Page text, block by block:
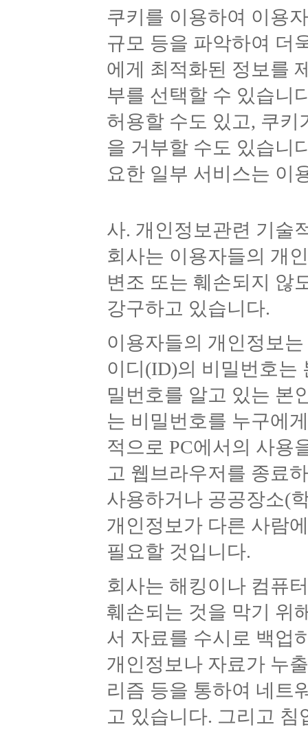
쿠키를 이용하여 이용
규모 등을 파악하여 더
에게 최적화된 정보를
부를 선택할 수 있습니
허용할 수도 있고, 쿠
을 거부할 수도 있습니
요한 일부 서비스는 이
사. 개인정보관련 기술
회사는 이용자들의 개
변조 또는 훼손되지 않
강구하고 있습니다.
이용자들의 개인정보
이디(ID)의 비밀번호는
밀번호를 알고 있는 본
는 비밀번호를 누구에
적으로 PC에서의 사용
고 웹브라우저를 종료
사용하거나 공공장소(
개인정보가 다른 사람
필요할 것입니다.
회사는 해킹이나 컴퓨
훼손되는 것을 막기 위
서 자료를 수시로 백업
개인정보나 자료가 누
리즘 등을 통하여 네트
고 있습니다. 그리고